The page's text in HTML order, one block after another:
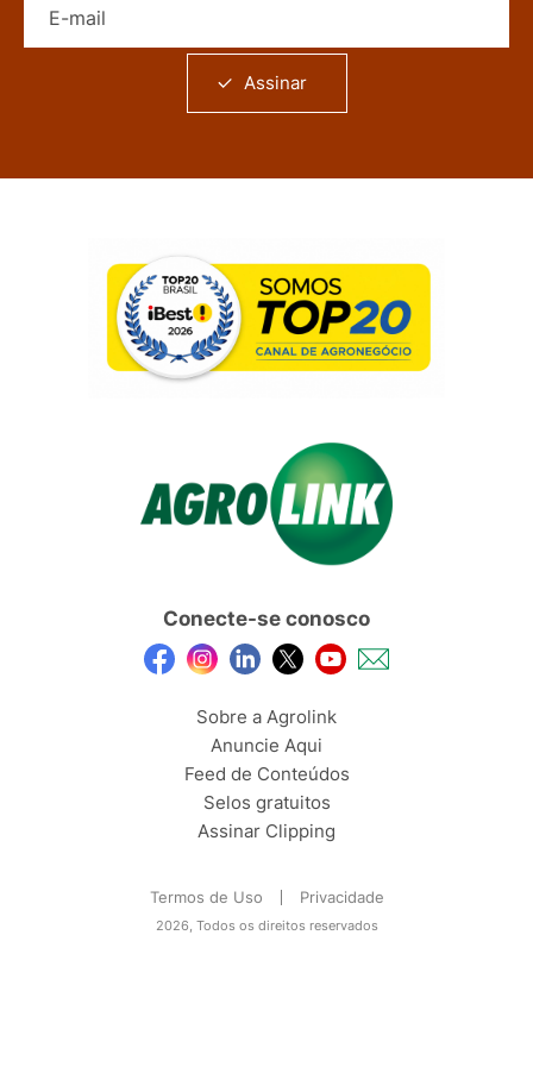
Assinar
Conecte-se conosco
Sobre a Agrolink
Anuncie Aqui
Feed de Conteúdos
Selos gratuitos
Assinar Clipping
Termos de Uso Privacidade
2026, Todos os direitos reservados